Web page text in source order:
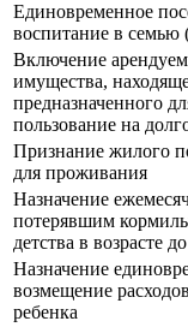
Единовременное
воспитание в семью
Включение
имущества,
предназначенного
пользование на
Признание жилого
для проживания
Назначение
потерявшим
детства в возрасте
Назначение
возмещение
ребенка